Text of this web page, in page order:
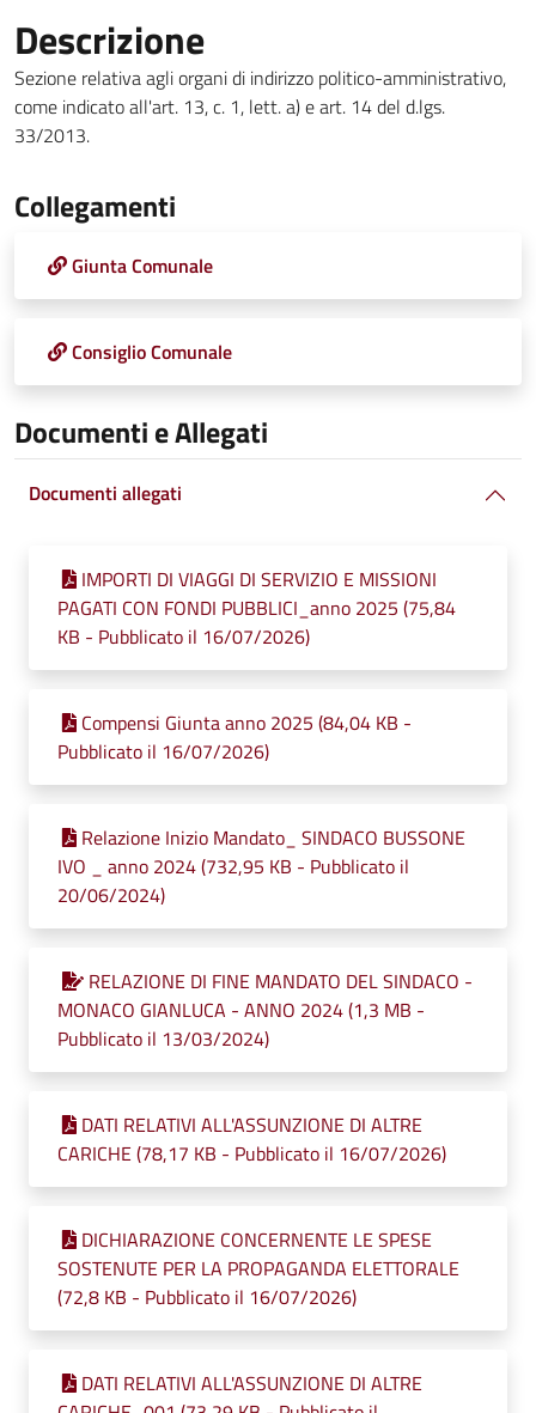
Descrizione
Sezione relativa agli organi di indirizzo politico-amministrativo,
come indicato all'art. 13, c. 1, lett. a) e art. 14 del d.lgs.
33/2013.
Collegamenti
Giunta Comunale
Consiglio Comunale
Documenti e Allegati
Documenti allegati
IMPORTI DI VIAGGI DI SERVIZIO E MISSIONI
PAGATI CON FONDI PUBBLICI_anno 2025 (75,84
KB - Pubblicato il 16/07/2026)
Compensi Giunta anno 2025 (84,04 KB -
Pubblicato il 16/07/2026)
Relazione Inizio Mandato_ SINDACO BUSSONE
IVO _ anno 2024 (732,95 KB - Pubblicato il
20/06/2024)
RELAZIONE DI FINE MANDATO DEL SINDACO -
MONACO GIANLUCA - ANNO 2024 (1,3 MB -
Pubblicato il 13/03/2024)
DATI RELATIVI ALL'ASSUNZIONE DI ALTRE
CARICHE (78,17 KB - Pubblicato il 16/07/2026)
DICHIARAZIONE CONCERNENTE LE SPESE
SOSTENUTE PER LA PROPAGANDA ELETTORALE
(72,8 KB - Pubblicato il 16/07/2026)
DATI RELATIVI ALL'ASSUNZIONE DI ALTRE